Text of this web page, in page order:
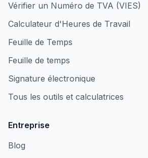
Vérifier un Numéro de TVA (VIES)
Calculateur d'Heures de Travail
Feuille de Temps
Feuille de temps
Signature électronique
Tous les outils et calculatrices
Entreprise
Blog